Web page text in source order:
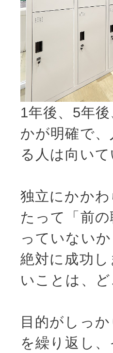
1年後、5年
かが明確で
る人は向い
独立にかか
たって「前
っていない
絶対に成功
いことは、
目的がしっ
を繰り返し